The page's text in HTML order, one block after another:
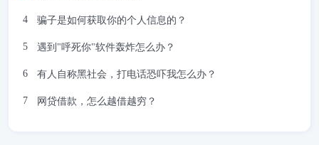
骗子是如何获取你的个人信息的？
遇到"呼死你"软件轰炸怎么办？
有人自称黑社会，打电话恐吓我怎么办？
网贷借款，怎么越借越穷？